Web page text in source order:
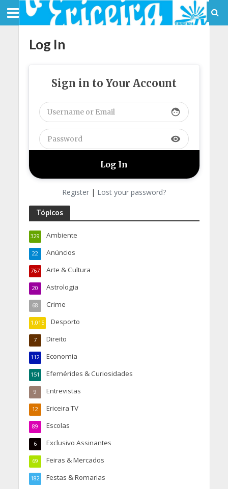
Log In
Sign in to Your Account
face
visibility
Register | Lost your password?
Tópicos
Ambiente
329
Anúncios
22
Arte & Cultura
767
Astrologia
20
Crime
68
Desporto
1.015
Direito
7
Economia
112
Efemérides & Curiosidades
151
Entrevistas
9
Ericeira TV
12
Escolas
89
Exclusivo Assinantes
6
Feiras & Mercados
69
Festas & Romarias
182